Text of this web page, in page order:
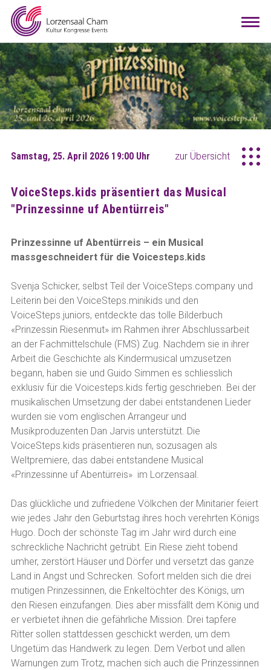
Mieten
Besuchen
Infos
Teamwork
Samstag, 25. April 2026 19:00 Uhr
zur Übersicht
VoiceSteps.kids präsentiert das Musical
"Prinzessinne uf Abentürreis"
Prinzessinne uf Abentürreis – ein Musical
massgeschneidert für die Voicesteps.kids
Svenja Schicker, selbst Teil der VoiceSteps.company und
Leiterin bei den VoiceSteps.minikids und den
VoiceSteps.juniors, entdeckte das tolle Bilderbuch
«Prinzessin Riesenmut» im Rahmen ihrer Abschlussarbeit
an der Fachmittelschule (FMS) Zug. Nachdem sie in ihrer
Arbeit die Geschichte als Kindermusical umzusetzen
begann, haben sie und Guido Simmen es schliesslich
exklusiv für die Voicesteps.kids fertig geschrieben. Bei der
musikalischen Umsetzung der dabei entstandenen Lieder
wurden sie vom englischen Arrangeur und
Musikproduzenten Dan Jarvis unterstützt. Die
VoiceSteps.kids präsentieren nun, sozusagen als
Weltpremiere, das dabei entstandene Musical
«Prinzessinne uf Abentürreis» im Lorzensaal.
Das glückliche und zufriedene Völkchen der Minitarier feiert
wie jedes Jahr den Geburtstag ihres hoch verehrten Königs
Hugo. Doch der schönste Tag im Jahr wird durch eine
schreckliche Nachricht getrübt. Ein Riese zieht tobend
umher, zerstört Häuser und Dörfer und versetzt das ganze
Land in Angst und Schrecken. Sofort melden sich die drei
mutigen Prinzessinnen, die Enkeltöchter des Königs, um
den Riesen einzufangen. Dies aber missfällt dem König und
er verbietet ihnen die gefährliche Mission. Drei tapfere
Ritter sollen stattdessen geschickt werden, um dem
Ungetüm das Handwerk zu legen. Dem Verbot und allen
Warnungen zum Trotz, machen sich auch die Prinzessinnen